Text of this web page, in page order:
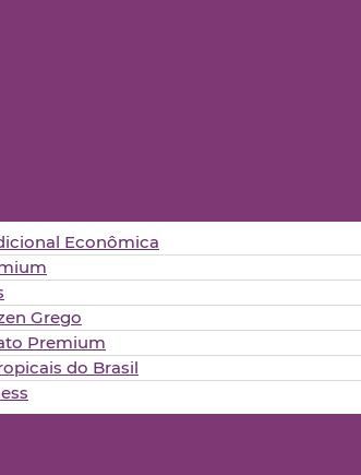
Econômica
Grego
Premium
do Brasil